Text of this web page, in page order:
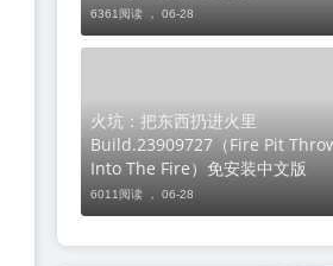
6361阅读 ， 06-28
火坑：把东西扔进火里
Build.23909727（Fire Pit
Into The Fire）免安装中文版
6011阅读 ， 06-28